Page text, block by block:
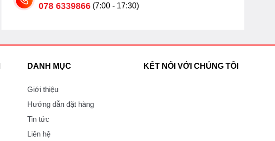
078 6339866 (7:00 - 17:30)
DANH MỤC
Giới thiệu
Hướng dẫn đặt hàng
Tin tức
Liên hệ
KẾT NỐI VỚI CHÚNG TÔI